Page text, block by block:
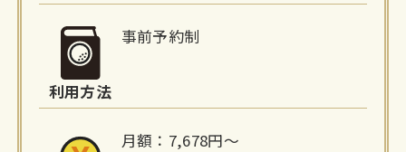
報 利用方法
事前予約制
月額：7,678円〜